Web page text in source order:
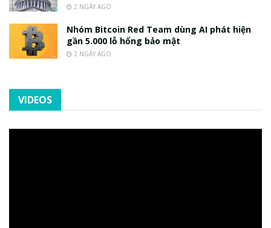
2 NGÀY AGO
Nhóm Bitcoin Red Team dùng AI phát hiện
gần 5.000 lỗ hổng bảo mật
2 NGÀY AGO
VIDEOS